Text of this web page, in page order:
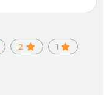
- KD001 Pro
với nội thất cao
2 1